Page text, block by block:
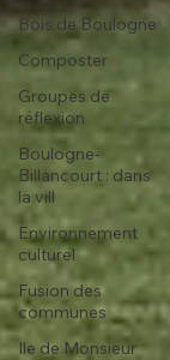
Bois de Boulogne
Composter
Groupes de
réflexion
Boulogne-
Billancourt : dans
la vill
Environnement
culturel
Fusion des
communes
Ile de Monsieur